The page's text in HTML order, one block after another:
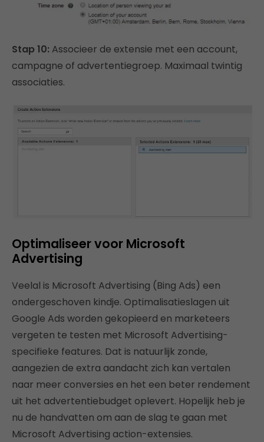
Stap 10: Associeer de extensie met een account,
campagne of advertentiegroep. Maximaal twintig
associaties.
Optimaliseer voor Microsoft
Advertising
Veelal is Microsoft Advertising (Bing Ads) een
ondergeschoven kindje. Optimalisatieslagen uit
Google Ads worden gekopieerd en marketeers
vergeten te testen met Microsoft Advertising-
specifieke features. Dat is natuurlijk zonde,
aangezien de extra aandacht zich kan vertalen
naar meer conversies en het een beter rendement
uit het advertentiebudget oplevert. Hopelijk heb je
nu de handvatten om aan de slag te gaan met
Microsoft Advertising action-extensies.